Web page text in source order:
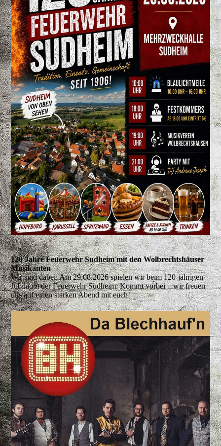
120 Jahre Feuerwehr Sudheim mit den Wolbrechtshäuser
Musikanten
Wir sind dabei: Am 29.08.2026 spielen wir beim 120-jährigen
Jubiläum der Feuerwehr Sudheim. Kommt vorbei – wir freuen
uns auf einen starken Abend mit euch!